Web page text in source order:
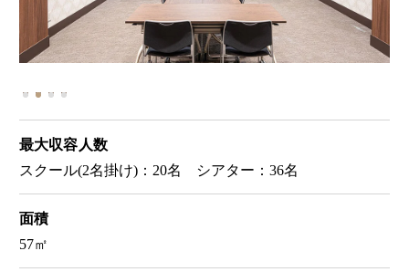
最大収容人数
スクール(2名掛け)：20名 シアター：36名
面積
57㎡